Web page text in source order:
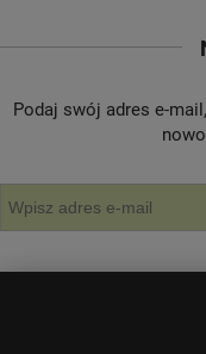
Podaj swój adres e-